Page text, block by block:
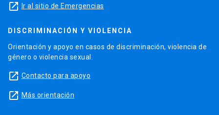
launch Ir al sitio de Emergencias
DISCRIMINACIÓN Y VIOLENCIA
Orientación y apoyo en casos de discriminación, violencia de
género o violencia sexual.
launch Contacto para apoyo
launch Más orientación